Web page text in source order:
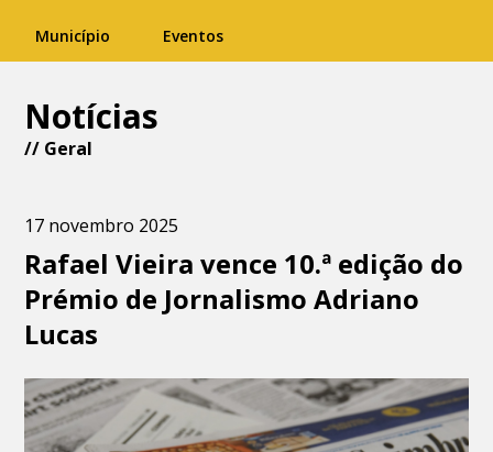
Município Eventos
Notícias
// Geral
17 novembro 2025
Rafael Vieira vence 10.ª edição do
Prémio de Jornalismo Adriano
Lucas